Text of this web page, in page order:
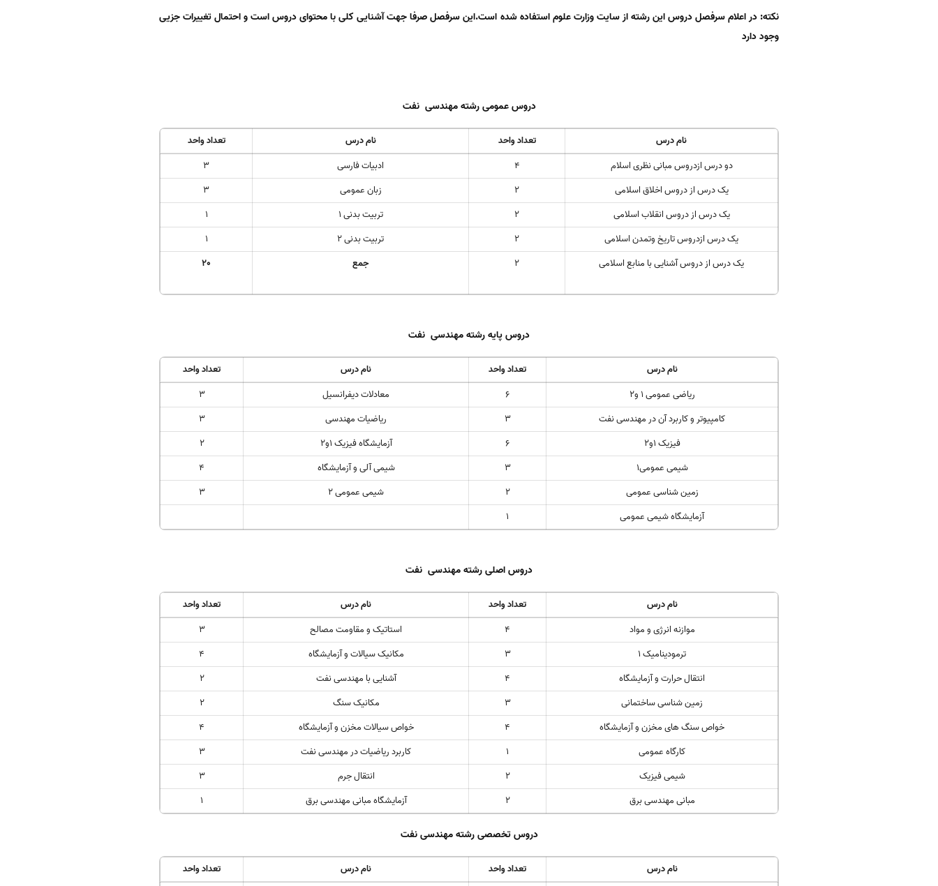
نکته: در اعلام سرفصل دروس این رشته از سایت وزارت علوم استفاده شده است.این سرفصل صرفا جهت آشنایی کلی با محتوای دروس است و احتمال تغییرات جزیی
وجود دارد
دروس عمومی رشته مهندسی نفت
نام درس تعداد واحد نام درس
تعداد واحد
دو درس ازدروس مبانی نظری اسلام
4 ادبیات فارسی
3
یک درس از دروس اخلاق اسلامی
2 زبان عمومی
3
یک درس از دروس انقلاب اسلامی
2 تربیت بدنی 1
1
یک درس ازدروس تاریخ وتمدن اسلامی
2 تربیت بدنی 2
1
یک درس از دروس آشنایی با منابع اسلامی
2 جمع 20
دروس پایه رشته مهندسی نفت
نام درس تعداد واحد نام درس
تعداد واحد
ریاضی عمومی 1 و2
6 معادلات دیفرانسیل
3
کامپیوتر و کاربرد آن در مهندسی نفت
3 ریاضیات مهندسی
3
فیزیک 1و2
6 آزمایشگاه فیزیک 1و2
2
شیمی عمومی1
3 شیمی آلی و آزمایشگاه
4
زمین شناسی عمومی
2 شیمی عمومی 2
3
آزمایشگاه شیمی عمومی
1
دروس اصلی رشته مهندسی نفت
نام درس تعداد واحد نام درس
تعداد واحد
موازنه انرژی و مواد
4 استاتیک و مقاومت مصالح
3
ترمودینامیک 1
3 مکانیک سیالات و آزمایشگاه
4
انتقال حرارت و آزمایشگاه
4 آشنایی با مهندسی نفت
2
زمین شناسی ساختمانی
3 مکانیک سنگ
2
خواص سنگ های مخزن و آزمایشگاه
4 خواص سیالات مخزن و آزمایشگاه
4
کارگاه عمومی
1 کاربرد ریاضیات در مهندسی نفت
3
شیمی فیزیک
2 انتقال جرم
3
مبانی مهندسی برق
2 آزمایشگاه مبانی مهندسی برق 1
دروس تخصصی رشته مهندسی نفت
نام درس تعداد واحد نام درس
تعداد واحد